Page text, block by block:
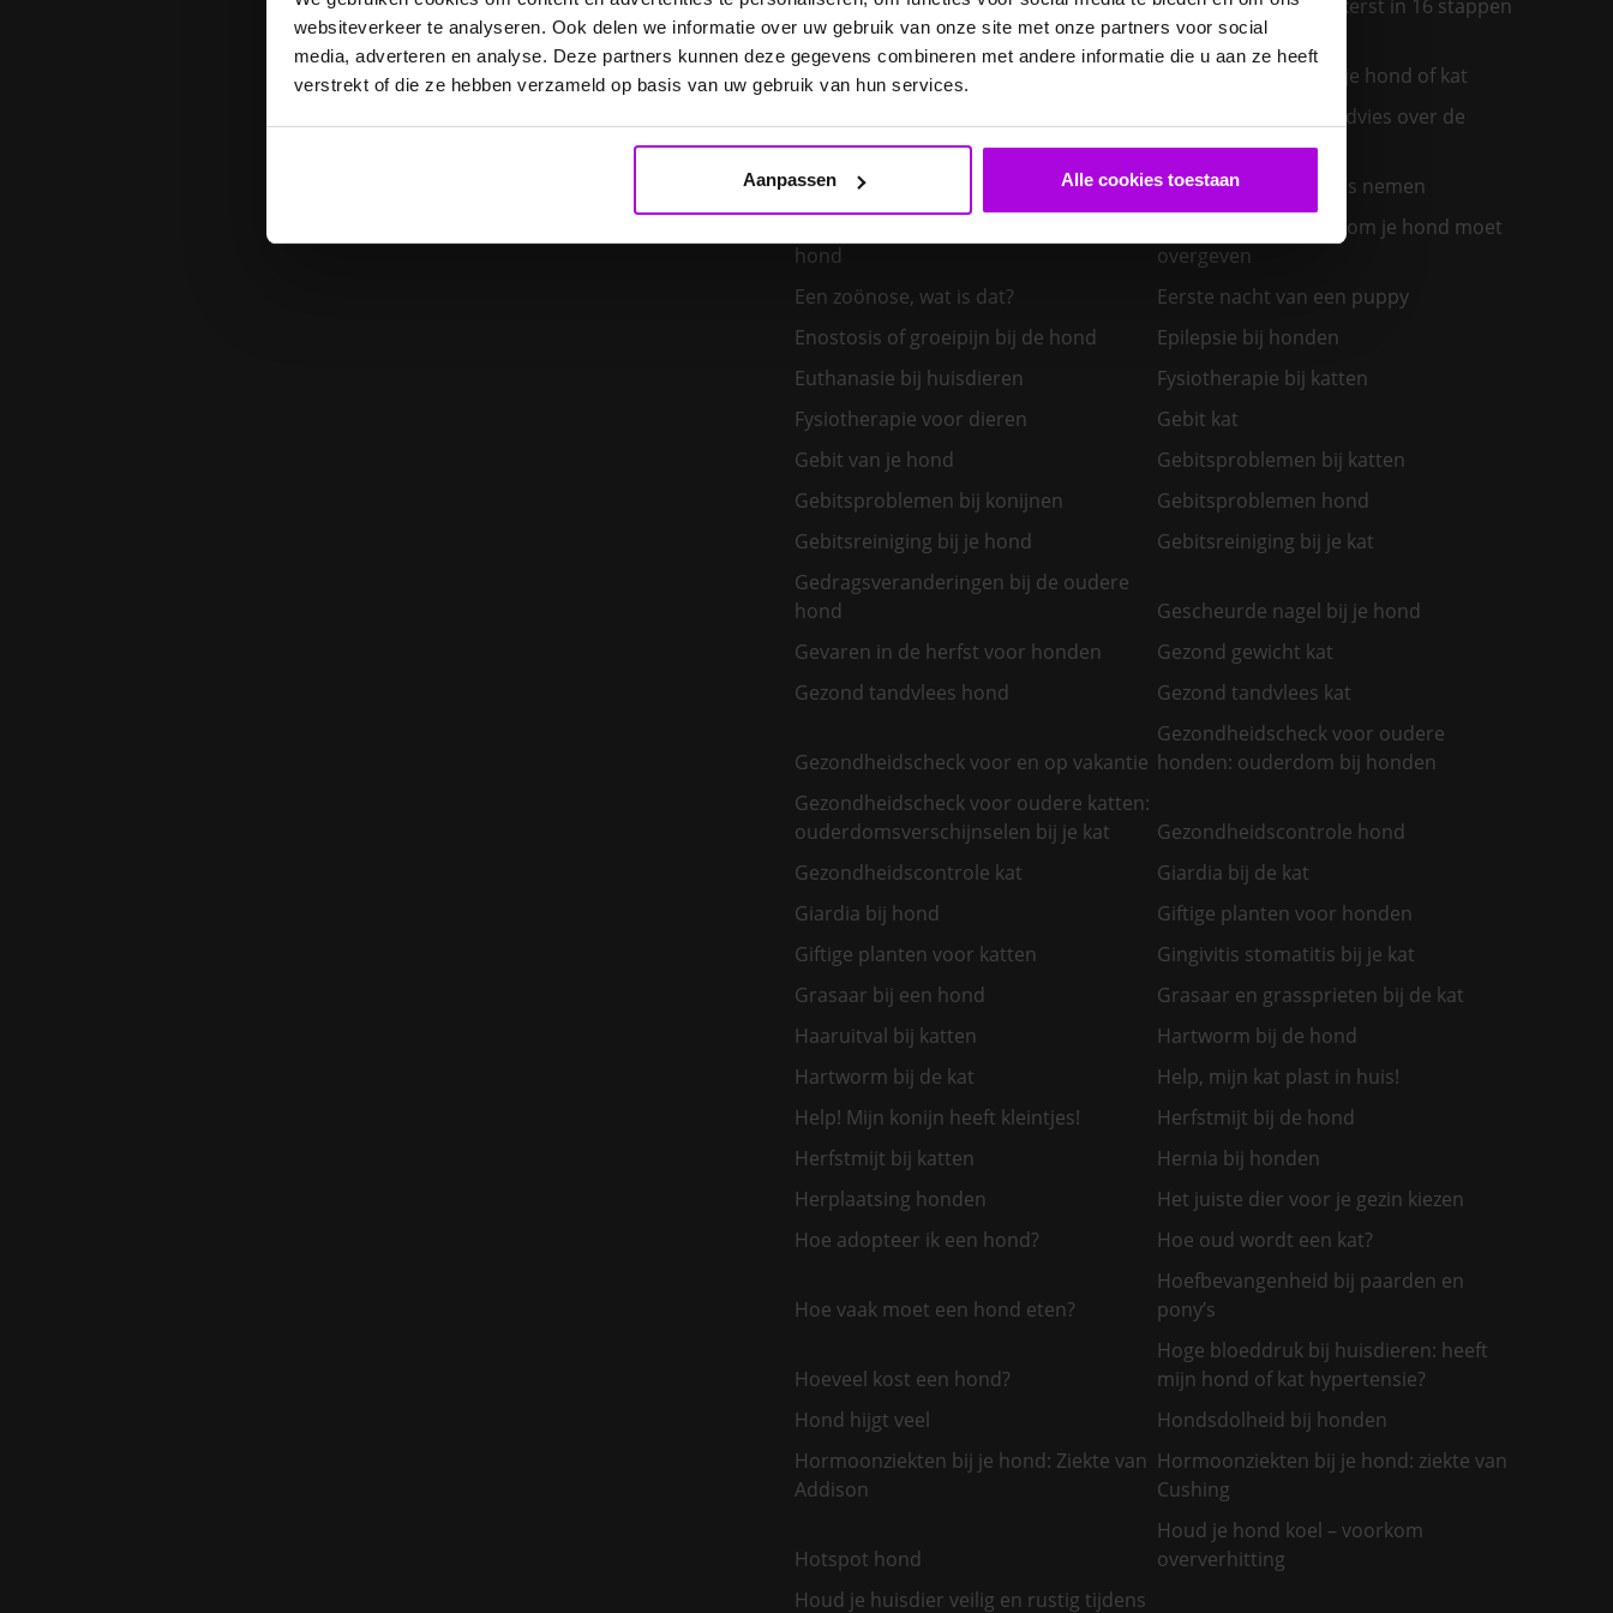
websiteverkeer te analyseren. Ook delen we informatie over uw gebruik van onze site met onze partners voor social
media, adverteren en analyse. Deze partners kunnen deze gegevens combineren met andere informatie die u aan ze heeft
verstrekt of die ze hebben verzameld op basis van uw gebruik van hun services.
Aanpassen Alle cookies toestaan
E. cuniculi bij het konijn
Een diervriendelijke kerst in 16 stappen
Een hond kiezen – welk hondenras past
bij mij?
Een insectenbeet bij je hond of kat
Een klein huisdier kiezen
Een konijn in huis – advies over de
verzorging
Een nieuw kitten in huis
Een nieuwe kat in huis nemen
hond
Een zieke hond: waarom je hond moet
overgeven
Een zoönose, wat is dat?
Eerste nacht van een puppy
Enostosis of groeipijn bij de hond
Epilepsie bij honden
Euthanasie bij huisdieren
Fysiotherapie bij katten
Fysiotherapie voor dieren
Gebit kat
Gebit van je hond
Gebitsproblemen bij katten
Gebitsproblemen bij konijnen
Gebitsproblemen hond
Gebitsreiniging bij je hond
Gebitsreiniging bij je kat
Gedragsveranderingen bij de oudere
hond
Gescheurde nagel bij je hond
Gevaren in de herfst voor honden
Gezond gewicht kat
Gezond tandvlees hond
Gezond tandvlees kat
Gezondheidscheck voor en op vakantie
Gezondheidscheck voor oudere
honden: ouderdom bij honden
Gezondheidscheck voor oudere katten:
ouderdomsverschijnselen bij je kat
Gezondheidscontrole hond
Gezondheidscontrole kat
Giardia bij de kat
Giardia bij hond
Giftige planten voor honden
Giftige planten voor katten
Gingivitis stomatitis bij je kat
Grasaar bij een hond
Grasaar en grassprieten bij de kat
Haaruitval bij katten
Hartworm bij de hond
Hartworm bij de kat
Help, mijn kat plast in huis!
Help! Mijn konijn heeft kleintjes!
Herfstmijt bij de hond
Herfstmijt bij katten
Hernia bij honden
Herplaatsing honden
Het juiste dier voor je gezin kiezen
Hoe adopteer ik een hond?
Hoe oud wordt een kat?
Hoe vaak moet een hond eten?
Hoefbevangenheid bij paarden en
pony’s
Hoeveel kost een hond?
Hoge bloeddruk bij huisdieren: heeft
mijn hond of kat hypertensie?
Hond hijgt veel
Hondsdolheid bij honden
Hormoonziekten bij je hond: Ziekte van
Addison
Hormoonziekten bij je hond: ziekte van
Cushing
Hotspot hond
Houd je hond koel – voorkom
oververhitting
Houd je huisdier veilig en rustig tijdens